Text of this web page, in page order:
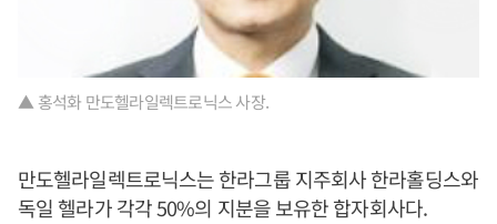
▲ 홍석화 만도헬라일렉트로닉스 사장.
만도헬라일렉트로닉스는 한라그룹 지주회사 한라홀딩스와
독일 헬라가 각각 50%의 지분을 보유한 합자회사다.